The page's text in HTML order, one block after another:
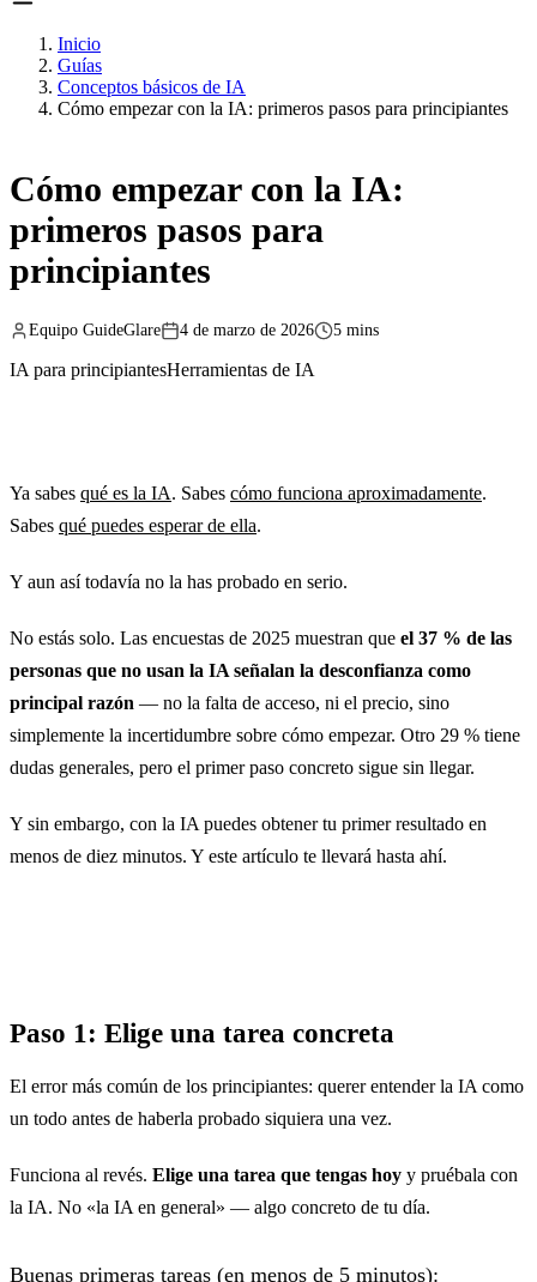
Inicio
Guías
Conceptos básicos de IA
Cómo empezar con la IA: primeros pasos para principiantes
Cómo empezar con la IA:
primeros pasos para
principiantes
Equipo GuideGlare 4 de marzo de 2026 5 mins
IA para principiantesHerramientas de IA
Ya sabes qué es la IA. Sabes cómo funciona aproximadamente.
Sabes qué puedes esperar de ella.
Y aun así todavía no la has probado en serio.
No estás solo. Las encuestas de 2025 muestran que el 37 % de las
personas que no usan la IA señalan la desconfianza como
principal razón — no la falta de acceso, ni el precio, sino
simplemente la incertidumbre sobre cómo empezar. Otro 29 % tiene
dudas generales, pero el primer paso concreto sigue sin llegar.
Y sin embargo, con la IA puedes obtener tu primer resultado en
menos de diez minutos. Y este artículo te llevará hasta ahí.
Paso 1: Elige una tarea concreta
El error más común de los principiantes: querer entender la IA como
un todo antes de haberla probado siquiera una vez.
Funciona al revés. Elige una tarea que tengas hoy y pruébala con
la IA. No «la IA en general» — algo concreto de tu día.
Buenas primeras tareas (en menos de 5 minutos):